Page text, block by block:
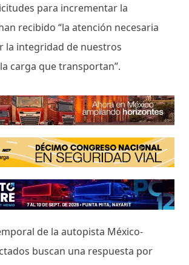
para incrementar la
recibido “la atención necesaria
la integridad de nuestros
carga que transportan”.
de la autopista México-
buscan una respuesta por